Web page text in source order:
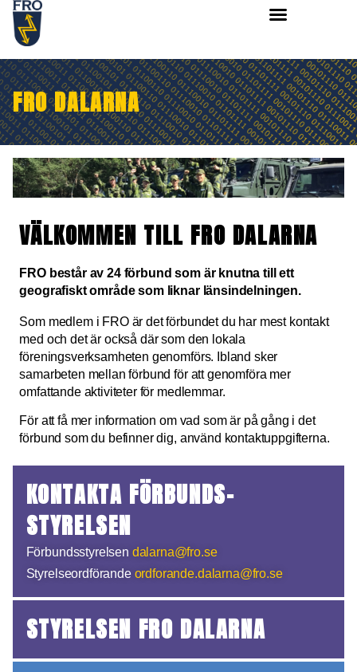
FRO DALARNA
VÄLKOMMEN TILL FRO DALARNA
FRO består av 24 förbund som är knutna till ett
geografiskt område som liknar länsindelningen.
Som medlem i FRO är det förbundet du har mest kontakt
med och det är också där som den lokala
föreningsverksamheten genomförs. Ibland sker
samarbeten mellan förbund för att genomföra mer
omfattande aktiviteter för medlemmar.
För att få mer information om vad som är på gång i det
förbund som du befinner dig, använd kontaktuppgifterna.
KONTAKTA FÖRBUNDS­
STYRELSEN
Förbundsstyrelsen dalarna@fro.se
Styrelseordförande ordforande.dalarna@fro.se
STYRELSEN FRO DALARNA